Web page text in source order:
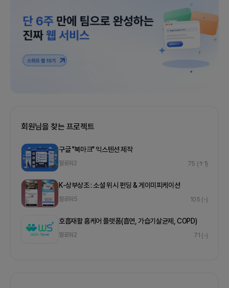
회원님을 찾는 프로젝트
구글 "북마크" 익스텐션 제작
팔로워 2 75 (↑1)
K-상부상조 : 소셜 위시 펀딩 & 게이미피케이션
팔로워 5 105 (-)
호흡재활 홈케어 플랫폼(흡연, 가습기살균제, COPD)
팔로워 2 71 (-)